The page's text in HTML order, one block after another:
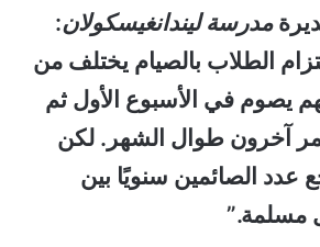
مدرسة ليندانغيسكولان:
الطلاب بالصيام يختلف من
يصوم في الأسبوع الأول ثم
آخرون طوال الشهر. لكن
عدد الصائمين سنويًا بين
مسلمة.”